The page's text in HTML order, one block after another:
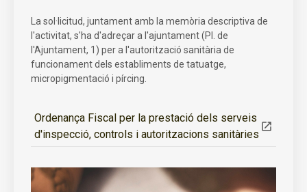
La sol·licitud, juntament amb la memòria descriptiva de
l'activitat, s'ha d'adreçar a l'ajuntament (Pl. de
l'Ajuntament, 1) per a l'autorització sanitària de
funcionament dels establiments de tatuatge,
micropigmentació i pírcing.
Ordenança Fiscal per la prestació dels serveis
d'inspecció, controls i autoritzacions sanitàries